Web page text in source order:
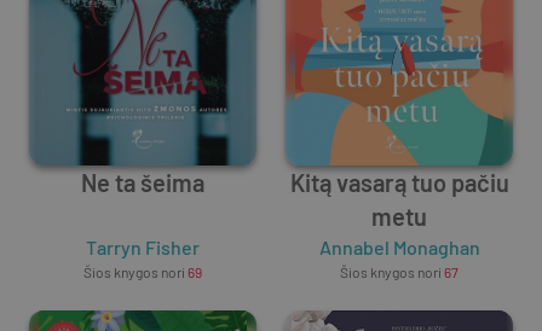
Ne ta šeima
Tarryn Fisher
Šios knygos nori 69
Kitą vasarą tuo pačiu
metu
Annabel Monaghan
Šios knygos nori 67